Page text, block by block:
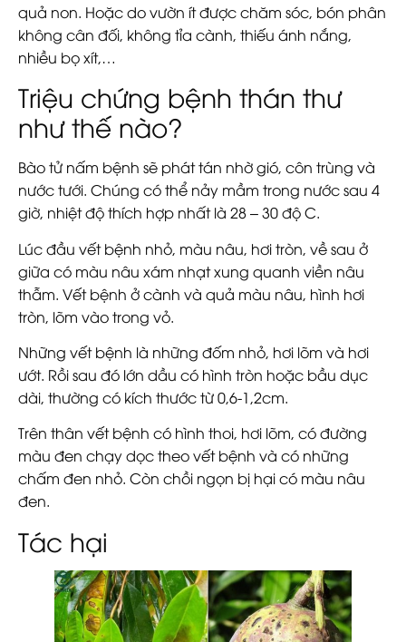
quả non. Hoặc do vườn ít được chăm sóc, bón phân
không cân đối, không tỉa cành, thiếu ánh nắng,
nhiều bọ xít,…
Triệu chứng bệnh thán thư
như thế nào?
Bào tử nấm bệnh sẽ phát tán nhờ gió, côn trùng và
nước tưới. Chúng có thể nảy mầm trong nước sau 4
giờ, nhiệt độ thích hợp nhất là 28 – 30 độ C.
Lúc đầu vết bệnh nhỏ, màu nâu, hơi tròn, về sau ở
giữa có màu nâu xám nhạt xung quanh viền nâu
thẫm. Vết bệnh ở cành và quả màu nâu, hình hơi
tròn, lõm vào trong vỏ.
Những vết bệnh là những đốm nhỏ, hơi lõm và hơi
ướt. Rồi sau đó lớn dầu có hình tròn hoặc bầu dục
dài, thường có kích thước từ 0,6-1,2cm.
Trên thân vết bệnh có hình thoi, hơi lõm, có đường
màu đen chạy dọc theo vết bệnh và có những
chấm đen nhỏ. Còn chồi ngọn bị hại có màu nâu
đen.
Tác hại